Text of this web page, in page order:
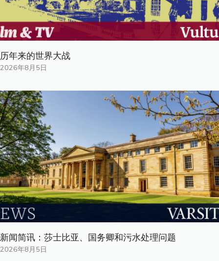
历年来的世界大战
2026年8月5日
新闻简讯：莎士比亚、国务卿和污水处理问题
2026年8月5日